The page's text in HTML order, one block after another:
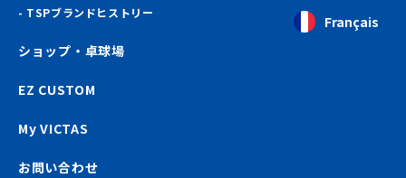
TSPブランドヒストリー
ショップ・卓球場
EZ CUSTOM
My VICTAS
お問い合わせ
Français